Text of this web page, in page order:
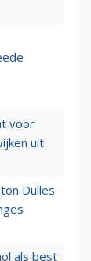
voor
uit
Dulles
als best